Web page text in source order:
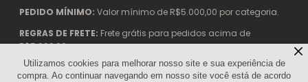
Utilizamos cookies para melhorar nosso site e sua experiência de
compra. Ao continuar navegando em nosso site você está de acordo
PEDIDO MÍNIMO: Valor mínimo de R$5.000,00 por categoria.
REGRAS DE FRETE: Frete grátis para pedidos acima de
R$5.000,00.